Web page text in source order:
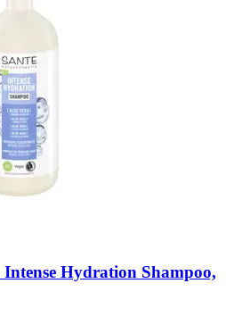
Intense Hydration Shampoo,